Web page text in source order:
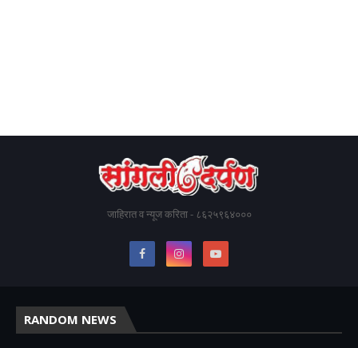
जाहिरात व न्यूज करिता - ८६२५९६४०००
RANDOM NEWS